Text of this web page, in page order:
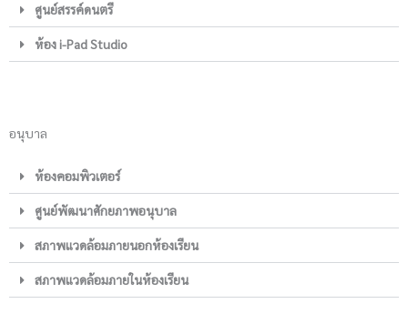
ศูนย์สรรค์ดนตรี
ห้อง i-Pad Studio
อนุบาล
ห้องคอมพิวเตอร์
ศูนย์พัฒนาศักยภาพอนุบาล
สภาพแวดล้อมภายนอกห้องเรียน
สภาพแวดล้อมภายในห้องเรียน